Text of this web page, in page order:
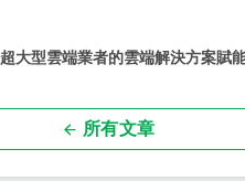
大型雲端業者的雲端解決方案賦
所有文章